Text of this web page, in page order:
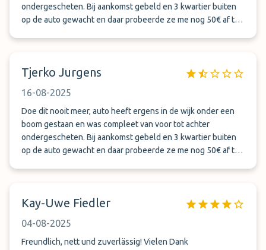
ondergescheten. Bij aankomst gebeld en 3 kwartier buiten
op de auto gewacht en daar probeerde ze me nog 50€ af te
Tjerko Jurgens
16-08-2025
Doe dit nooit meer, auto heeft ergens in de wijk onder een
boom gestaan en was compleet van voor tot achter
ondergescheten. Bij aankomst gebeld en 3 kwartier buiten
op de auto gewacht en daar probeerde ze me nog 50€ af te
Kay-Uwe Fiedler
04-08-2025
Freundlich, nett und zuverlässig! Vielen Dank